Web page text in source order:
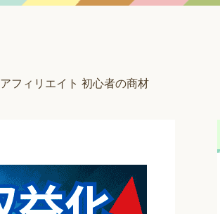
アフィリエイト 初心者の商材